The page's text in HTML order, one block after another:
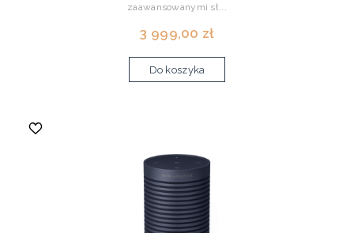
zaawansowanymi sł...
3 999,00 zł
Do koszyka